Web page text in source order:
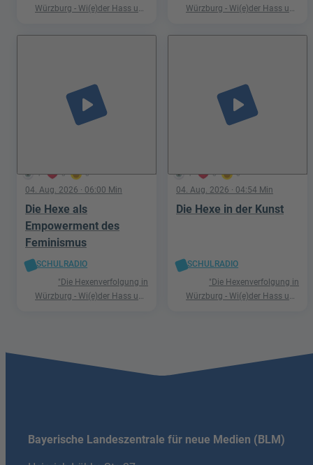
Würzburg - Wi(e)der Hass und
Würzburg - Wi(e)der Hass und
1 0 0
play_arrow
04. Aug. 2026 · 06:00 Min
Die Hexe als
Empowerment des
Feminismus
SCHULRADIO
"Die Hexenverfolgung in
Würzburg - Wi(e)der Hass und
1 0 0
play_arrow
04. Aug. 2026 · 04:54 Min
Die Hexe in der Kunst
SCHULRADIO
"Die Hexenverfolgung in
Würzburg - Wi(e)der Hass und
Bayerische Landeszentrale für neue Medien (BLM)